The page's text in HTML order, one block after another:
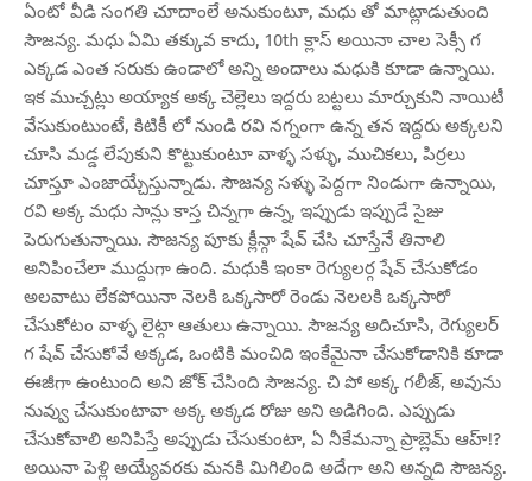
ఏంటో వీడి సంగతి చూదాంలే అనుకుంటూ, మధు తో మాట్లాడుతుంది
సౌజన్య. మధు ఏమి తక్కువ కాదు, 10th క్లాస్ అయినా చాల సెక్సీ గ
ఎక్కడ ఎంత సరుకు ఉండాలో అన్ని అందాలు మధుకి కూడా ఉన్నాయి.
ఇక ముచ్చట్లు అయ్యాక అక్క చెల్లెలు ఇద్దరు బట్టలు మార్చుకుని నాయిటీ
వేసుకుంటుంటే, కిటికీ లో నుండి రవి నగ్నంగా ఉన్న తన ఇద్దరు అక్కలని
చూసి మడ్డ లేపుకుని కొట్టుకుంటూ వాళ్ళ సళ్ళు, ముచికలు, పిర్రలు
చూస్తూ ఎంజాయ్చేస్తున్నాడు. సౌజన్య సళ్ళు పెద్దగా నిండుగా ఉన్నాయి,
రవి అక్క మధు సాన్లు కాస్త చిన్నగా ఉన్న, ఇప్పుడు ఇప్పుడే సైజు
పెరుగుతున్నాయి. సౌజన్య పూకు క్లీన్గా షేవ్ చేసి చూస్తేనే తినాలి
అనిపించేలా ముద్దుగా ఉంది. మధుకి ఇంకా రెగ్యులర్గ షేవ్ చేసుకోడం
అలవాటు లేకపోయినా నెలకి ఒక్కసారో రెండు నెలలకి ఒక్కసారో
చేసుకోటం వాళ్ళ లైట్గా ఆతులు ఉన్నాయి. సౌజన్య అదిచూసి, రెగ్యులర్
గ షేవ్ చేసుకోవే అక్కడ, ఒంటికి మంచిది ఇంకేమైనా చేసుకోడానికి కూడా
ఈజీగా ఉంటుంది అని జోక్ చేసింది సౌజన్య. చి పో అక్క గలీజ్, అవును
నువ్వు చేసుకుంటావా అక్క అక్కడ రోజు అని అడిగింది. ఎప్పుడు
చేసుకోవాలి అనిపిస్తే అప్పుడు చేసుకుంటా, ఏ నీకేమన్నా ప్రాబ్లెమ్ ఆహ్!?
అయినా పెళ్లి అయ్యేవరకు మనకి మిగిలింది అదేగా అని అన్నది సౌజన్య.